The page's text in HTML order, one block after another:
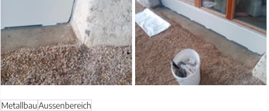
MetallbauAussenbereich